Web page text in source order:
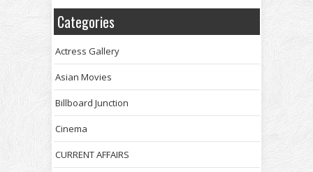
Categories
Actress Gallery
Asian Movies
Billboard Junction
Cinema
CURRENT AFFAIRS